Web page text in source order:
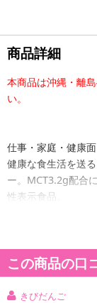
商品詳細
本商品は沖縄・離
い。
仕事・家庭・健康
健康な食生活を送
ー。MCT3.2g配合
性表示食品。
この商品の口
きびだんご